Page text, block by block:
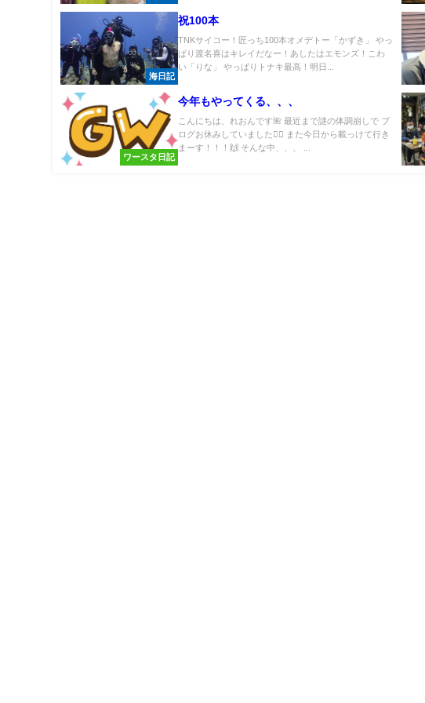
海日記
祝100本
TNKサイコー！匠っち100本オメデトー「かずき」 やっ
ぱり渡名喜はキレイだなー！あしたはエモンズ！こわ
い「りな」 やっぱりトナキ最高！明日...
ワースタ日記
今年もやってくる、、、
こんにちは、れおんです🌺 最近まで謎の体調崩しで ブ
ログお休みしていました🙇‍♂️ また今日から載っけて行き
まーす！！！🙌 そんな中、、、 ...